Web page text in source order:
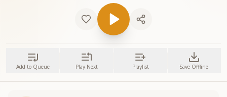
Add to Queue Play Next Playlist Save Offline